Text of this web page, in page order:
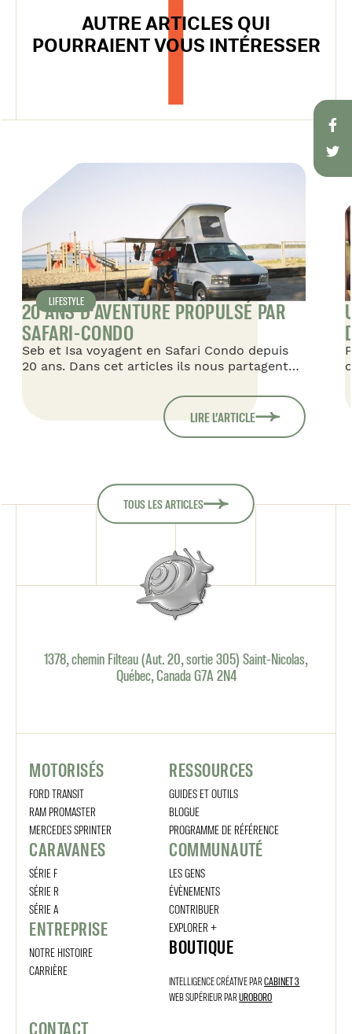
AUTRE ARTICLES QUI
POURRAIENT VOUS INTÉRESSER
LIFESTYLE
20 ANS D’AVENTURE PROPULSÉ PAR
SAFARI-CONDO
Seb et Isa voyagent en Safari Condo depuis
20 ans. Dans cet articles ils nous partagent
commençant avec leur premier Safari 16'
dans lequel ils ont voyagé avec leur 2 enfants,
en passant par un Savana 20', pour enfin
LIRE L’ARTICLE
TOUS LES ARTICLES
1378, chemin Filteau (Aut. 20, sortie 305) Saint-Nicolas,
Québec, Canada G7A 2N4
MOTORISÉS
FORD TRANSIT
RAM PROMASTER
MERCEDES SPRINTER
CARAVANES
SÉRIE F
SÉRIE R
SÉRIE A
ENTREPRISE
NOTRE HISTOIRE
CARRIÈRE
RESSOURCES
GUIDES ET OUTILS
BLOGUE
PROGRAMME DE RÉFÉRENCE
COMMUNAUTÉ
LES GENS
ÉVÈNEMENTS
CONTRIBUER
EXPLORER +
BOUTIQUE
INTELLIGENCE CRÉATIVE PARCABINET 3
WEB SUPÉRIEUR PARUROBORO
CONTACT